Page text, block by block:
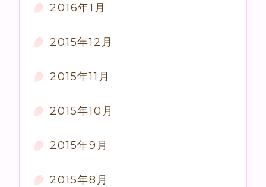
2016年1月
2015年12月
2015年11月
2015年10月
2015年9月
2015年8月